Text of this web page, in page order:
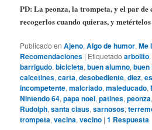
PD: La peonza, la trompeta, y el par de
recogerlos cuando quieras, y
Publicado en Ajeno,Algo de humor,Me
Recomendaciones | Etiquetado arbolito
barrigudo,bicicleta,buen alumno,buen
calcetines,carta,desobediente,diez,
incompetente,malcriado,maleducado,
Nintendo 64,papa noel,patines,peonza,
Rudolph,santa claus,sarnosos,
trompeta,vecina,vecino |1 Respuesta